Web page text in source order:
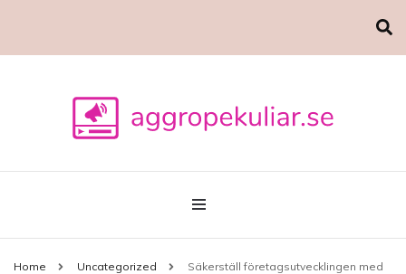
aggropekuliar.se
Home Uncategorized Säkerställ företagsutvecklingen med